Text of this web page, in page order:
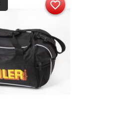
favorite_border